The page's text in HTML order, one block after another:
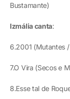
Bustamante)
Izmália canta:
6.2001 (Mutantes
7.O Vira (Secos e
8.Esse tal de